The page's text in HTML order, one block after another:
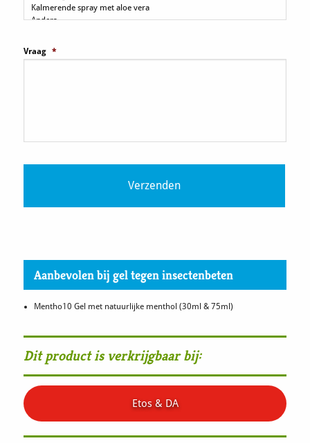
Vraag *
Aanbevolen bij gel tegen insectenbeten
Mentho10 Gel met natuurlijke menthol (30ml & 75ml)
Dit product is verkrijgbaar bij:
Etos & DA